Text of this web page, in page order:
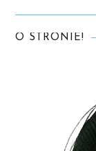
O STRONIE!